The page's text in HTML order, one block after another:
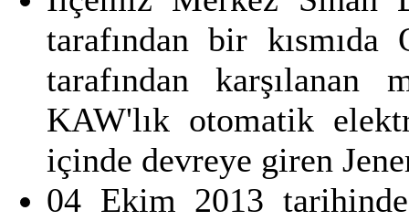
tarafından bir
tarafından
KAW'lık otomatik
içinde devreye giren
04 Ekim 2013 tarihinde